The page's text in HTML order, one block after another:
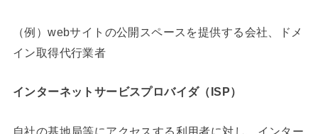
（例）webサイトの公開スペースを提供する会社、ドメ
イン取得代行業者
インターネットサービスプロバイダ（ISP）
自社の基地局等にアクセスする利用者に対し、インター